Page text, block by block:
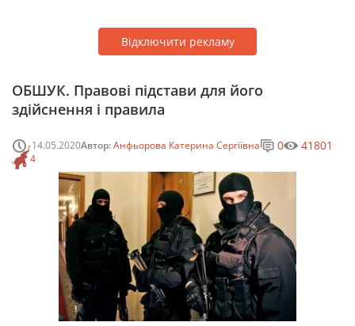
Відключити рекламу
ОБШУК. Правові підстави для його
здійснення і правила
14.05.2020Автор:Анфьорова Катерина Сергіївна
4
0 41801